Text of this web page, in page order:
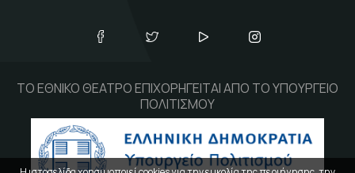
ΤΟ ΕΘΝΙΚΟ ΘΕΑΤΡΟ ΕΠΙΧΟΡΗΓΕΙΤΑΙ ΑΠΟ ΤΟ ΥΠΟΥΡΓΕΙΟ
ΠΟΛΙΤΙΣΜΟΥ